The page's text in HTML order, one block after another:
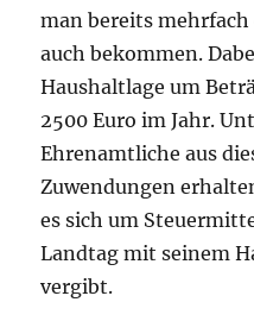
man bereits
auch bekommen.
Haushaltlage um
2500 Euro im Jahr.
Ehrenamtliche aus
Zuwendungen
es sich um
Landtag mit seinem
vergibt.